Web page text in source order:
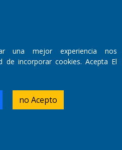
una mejor experiencia nos
de incorporar cookies. Acepta El
no Acepto